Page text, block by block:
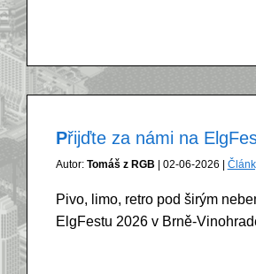
Přijďte za námi na
Autor: Tomáš z RGB | 02-06-2026 |
Pivo, limo, retro pod širým
ElgFestu 2026 v Brně-